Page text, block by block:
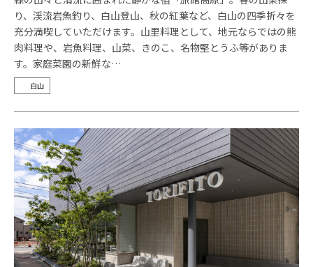
り、渓流岩魚釣り、白山登山、秋の紅葉など、白山の四季折々を
充分満喫していただけます。山里料理として、地元ならではの熊
肉料理や、岩魚料理、山菜、きのこ、名物堅とうふ等がありま
す。家庭菜園の新鮮な…
白山